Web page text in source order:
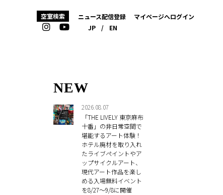
空室検索 ニュース配信登録
マイページへログイン
JP
/ EN
NEW
2026.08.07
「THE LIVELY 東京麻布
十番」の非日常空間で
堪能するアート体験！
ホテル廃材を取り入れ
たライブペイントやア
ップサイクルアート、
現代アート作品を楽し
める入場無料イベント
を8/27～9/8に開催